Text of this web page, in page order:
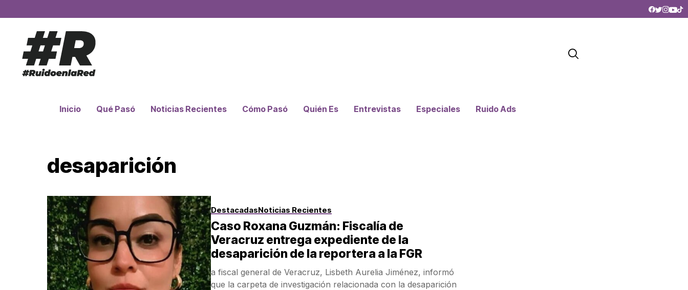
Inicio Qué Pasó Noticias Recientes Cómo Pasó Quién Es Entrevistas Especiales Ruido Ads
desaparición
DestacadasNoticias Recientes
Caso Roxana Guzmán: Fiscalía de
Veracruz entrega expediente de la
desaparición de la reportera a la FGR
a fiscal general de Veracruz, Lisbeth Aurelia Jiménez, informó
que la carpeta de investigación relacionada con la desaparición